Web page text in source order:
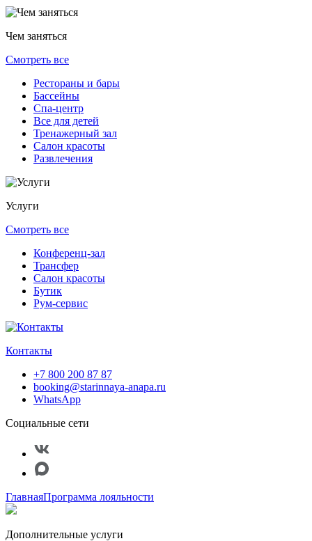
Чем заняться
Смотреть все
Рестораны и бары
Бассейны
Спа-центр
Все для детей
Тренажерный зал
Салон красоты
Развлечения
Услуги
Смотреть все
Конференц-зал
Трансфер
Салон красоты
Бутик
Рум-сервис
Контакты
+7 800 200 87 87
booking@starinnaya-anapa.ru
WhatsApp
Социальные сети
ГлавнаяПрограмма лояльности
Дополнительные услуги